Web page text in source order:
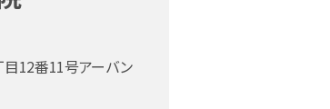
12番11号アーバン